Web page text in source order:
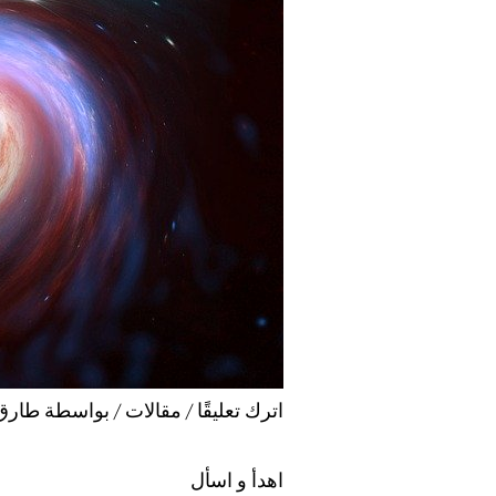
اترك تعليقًا / مقالات/ بواسطة
اهدأ و اسأل